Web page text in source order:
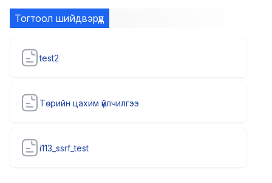
Тогтоол шийдвэрүүд
test2
Төрийн цахим үйлчилгээ
i113_ssrf_test